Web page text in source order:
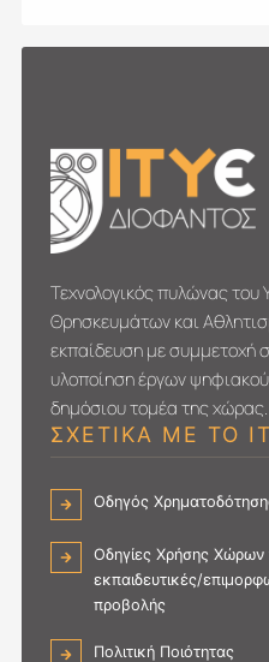
Τεχνολογικός πυλώνας του
Θρησκευμάτων και
εκπαίδευση με συμμετοχή
υλοποίηση έργων
δημόσιου τομέα της χώρας.
ΣΧΕΤΙΚΑ ΜΕ ΤΟ
Οδηγός
Οδηγίες Χρήσης
εκπαιδευτικές/
προβολής
Πολιτική Ποιότητας